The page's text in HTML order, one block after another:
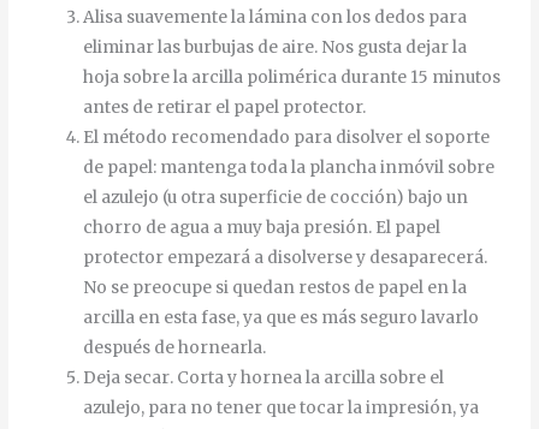
Alisa suavementelalámina conlos dedos para
eliminarlasburbujas de aire. Nos gusta dejar la
hoja sobre la arcilla polimérica durante 15 minutos
antes de retirar el papel protector.
El método recomendado para disolver el soporte
de papel: mantenga toda la plancha inmóvil sobre
el azulejo (u otra superficie de cocción) bajo un
chorro de agua a muy baja presión. El papel
protector empezará a disolversey desaparecerá.
No se preocupe si quedan restos de papel en la
arcilla en esta fase, ya que es más seguro lavarlo
después de hornearla.
Deja secar. Cortayhorneala arcilla sobre el
azulejo, para no tener quetocarlaimpresión,ya